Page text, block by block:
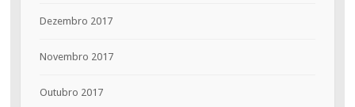
Dezembro 2017
Novembro 2017
Outubro 2017